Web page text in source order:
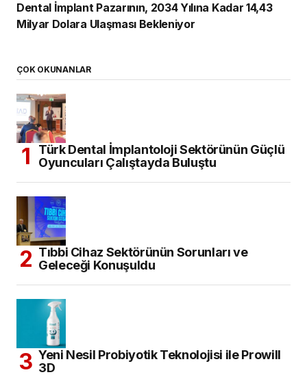
Dental İmplant Pazarının, 2034 Yılına Kadar 14,43
Milyar Dolara Ulaşması Bekleniyor
ÇOK OKUNANLAR
Türk Dental İmplantoloji Sektörünün Güçlü
Oyuncuları Çalıştayda Buluştu
Tıbbi Cihaz Sektörünün Sorunları ve
Geleceği Konuşuldu
Yeni Nesil Probiyotik Teknolojisi ile Prowill
3D